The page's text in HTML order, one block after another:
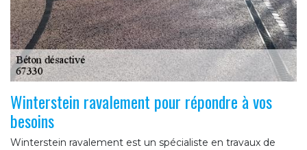
Winterstein ravalement pour répondre à vos
besoins
Winterstein ravalement est un spécialiste en travaux de